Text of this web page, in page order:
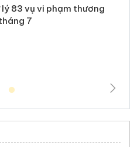
lý 83 vụ vi phạm thương
7